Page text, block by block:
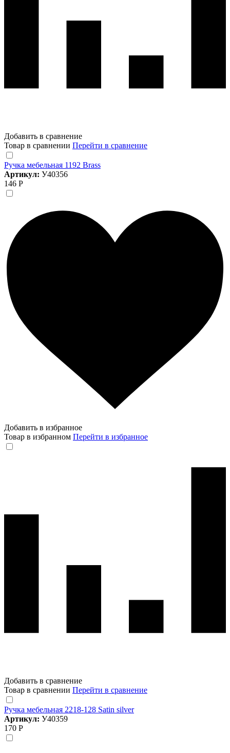
Добавить в сравнение
Товар в сравнении Перейти в сравнение
Ручка мебельная 1192 Brass
Артикул: У40356
146 Р
Добавить в избранное
Товар в избранном Перейти в избранное
Добавить в сравнение
Товар в сравнении Перейти в сравнение
Ручка мебельная 2218-128 Satin silver
Артикул: У40359
170 Р